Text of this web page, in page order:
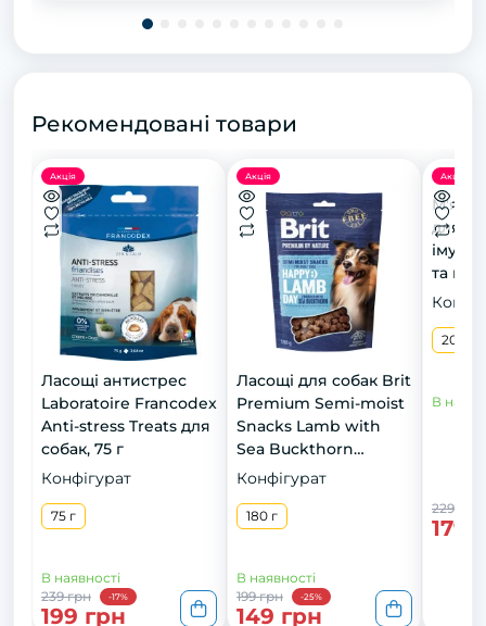
Рекомендовані товари
Акція
Ласощі антистрес
Laboratoire Francodex
Anti-stress Treats для
собак, 75 г
Конфігурат
75 г
В наявності
239 грн
-17%
199 грн
Акція
Ласощі для cобак Brit
Premium Semi-moist
Snacks Lamb with
Sea Buckthorn
напіввологі з ягням і
Конфігурат
180 г
В наявності
199 грн
-25%
149 грн
Акція
М'які
для
та
200 г
В
229 грн
179